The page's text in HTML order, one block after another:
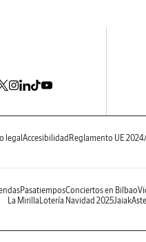
legal Accesibilidad Reglamento UE
PasatiemposConciertos en Bilbao
La Mirilla Lotería Navidad 2025Jaiak